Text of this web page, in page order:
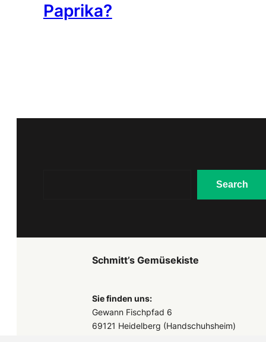
Paprika?
Search
Schmitt’s Gemüsekiste
Sie finden uns:
Gewann Fischpfad 6
69121 Heidelberg (Handschuhsheim)